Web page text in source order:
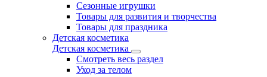
Сезонные игрушки
Товары для развития и творчества
Товары для праздника
Детская косметика
Детская косметика
Смотреть весь раздел
Уход за телом